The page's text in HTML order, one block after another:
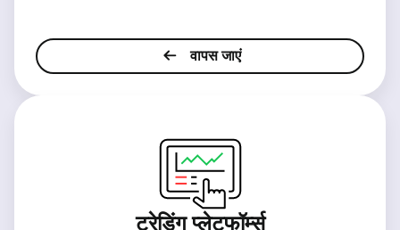
वापस जाएं
ट्रेडिंग प्लेटफॉर्म्स